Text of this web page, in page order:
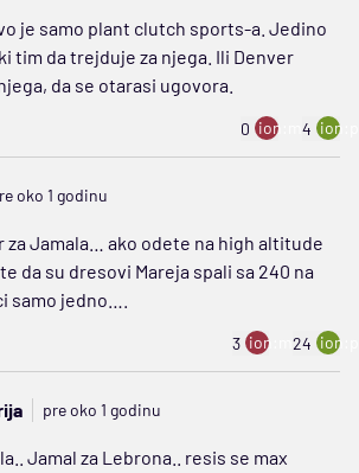
je samo plant clutch sports-a. Jedino
tim da trejduje za njega. Ili Denver
da se otarasi ugovora.
0 ion:minus
4
oko 1 godinu
za Jamala… ako odete na high altitude
da su dresovi Mareja spali sa 240 na
samo jedno….
3 ion:minus
24
pre oko 1 godinu
Jamal za Lebrona.. resis se max